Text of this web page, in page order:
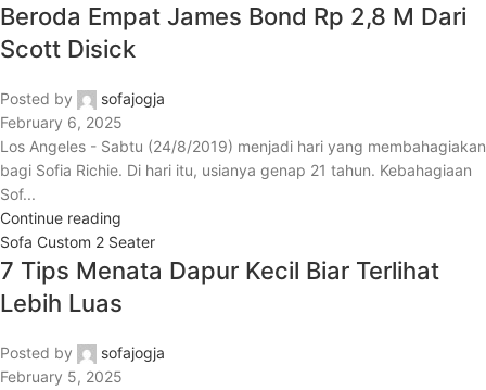
Beroda Empat James Bond Rp 2,8 M Dari
Scott Disick
Posted by
sofajogja
February 6, 2025
Los Angeles - Sabtu (24/8/2019) menjadi hari yang membahagiakan
bagi Sofia Richie. Di hari itu, usianya genap 21 tahun. Kebahagiaan
Sof...
Continue reading
Sofa Custom 2 Seater
7 Tips Menata Dapur Kecil Biar Terlihat
Lebih Luas
Posted by
sofajogja
February 5, 2025